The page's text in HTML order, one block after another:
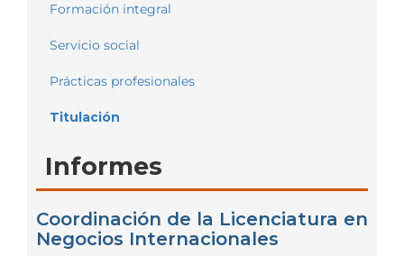
Formación integral
Servicio social
Prácticas profesionales
Titulación
Informes
Coordinación de la Licenciatura en
Negocios Internacionales